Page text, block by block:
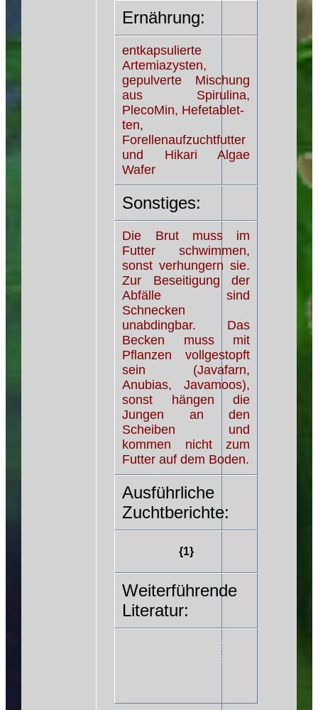
Ernährung:
entkapsulierte
Artemiazysten,
gepulverte Mischung
aus Spirulina,
PlecoMin, Hefetablet-
ten,
Forellenaufzuchtfutter
und Hikari Algae
Wafer
Sonstiges:
Die Brut muss im
Futter schwimmen,
sonst verhungern sie.
Zur Beseitigung der
Abfälle sind
Schnecken
unabdingbar. Das
Becken muss mit
Pflanzen vollgestopft
sein (Javafarn,
Anubias, Javamoos),
sonst hängen die
Jungen an den
Scheiben und
kommen nicht zum
Futter auf dem Boden.
Ausführliche
Zuchtberichte:
{1}
Weiterführende
Literatur:
BSSW Spezial (H.-G.
Evers/I. Seidel)